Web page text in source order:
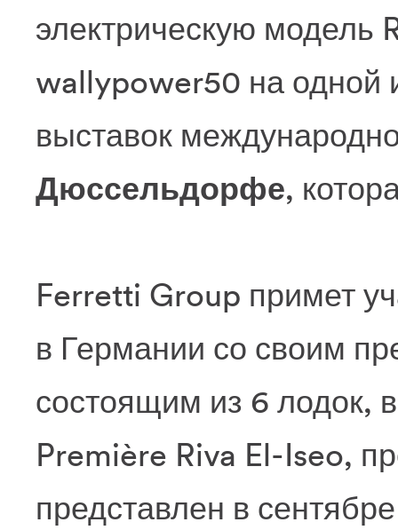
электрическую
wallypower50 на
выставок
Дюссельдорфе,
Ferretti Group примет
в Германии со своим
состоящим из 6 лодок,
Première Riva El-Iseo,
представлен в